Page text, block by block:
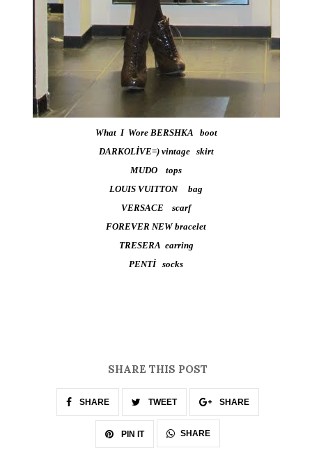
What I Wore BERSHKA boot
DARKOLİVE=) vintage skirt
MUDO tops
LOUIS VUITTON bag
VERSACE scarf
FOREVER NEW bracelet
TRESERA earring
PENTİ socks
SHARE THIS POST
SHARE TWEET SHARE
PIN IT SHARE